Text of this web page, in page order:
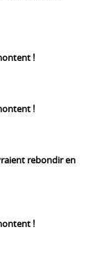
!
!
rebondir en
!